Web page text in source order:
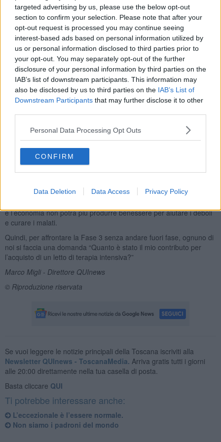
targeted advertising by us, please use the below opt-out
section to confirm your selection. Please note that after your
opt-out request is processed you may continue seeing
interest-based ads based on personal information utilized by
us or personal information disclosed to third parties prior to
your opt-out. You may separately opt-out of the further
disclosure of your personal information by third parties on the
IAB’s list of downstream participants. This information may
also be disclosed by us to third parties on the IAB’s List of
Downstream Participants that may further disclose it to other
Personal Data Processing Opt Outs
CONFIRM
Data Deletion Data Access Privacy Policy
metà degli italiani non paga le tasse.
Su 60,48 milioni di residenti in Italia nel 2017, quelli che hanno
presentato una dichiarazione dei redditi sono stati 41.211.336, ma
quelli che hanno pagato qualcosa di Irpef sono stati 30.672.866.
Ovvero il 42,29% degli italiani non ha reddito e, quindi, non paga
nulla di Irpef e di quelli che fanno la dichiarazione 45% (circa 18,6
milioni) contribuisce solo al 2,62% del totale.
quasi la metà della popolazione italiana non può certo
lamentarsi per le imposte in quanto non le paga proprio; a
questi possiamo aggiungere quel 14% che paga imposte
insufficienti per pagarsi la sola sanità.”
Considerato quindi che i soldi delle tasse non sono sufficienti
un sistema per contribuire
tuttiin modo equo, la ricerca scientifica
e l’economia non potrà più produrre benessere per aiutare i deboli
e curare i malati.
Quindi, per affrontare la Fase 3 senza andare fuori fase, ognuno di
noi si faccia una domanda “Quanto è stato il mio contributo per
l’acquisto di un letto di terapia intensiva?”
Marco Migli - Direttore QUInews
© Riproduzione riservata
Se vuoi leggere le notizie principali della Toscana iscriviti alla
Newsletter QUInews - ToscanaMedia. Arriva gratis tutti i giorni
alle 20:00 direttamente nella tua casella di posta.
Basta cliccare QUI
Ti potrebbe interessare anche:
L’eccezionale è l’essere normale.
Non siamo i padroni del mondo